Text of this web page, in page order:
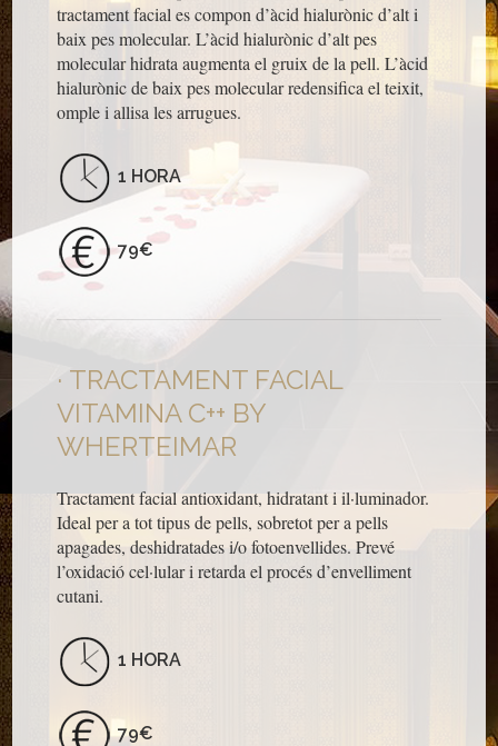
tractament facial es compon d’àcid hialurònic d’alt i
baix pes molecular. L’àcid hialurònic d’alt pes
molecular hidrata augmenta el gruix de la pell. L’àcid
hialurònic de baix pes molecular redensifica el teixit,
omple i allisa les arrugues.
1 HORA
79€
TRACTAMENT FACIAL
VITAMINA C++ BY
WHERTEIMAR
Tractament facial antioxidant, hidratant i il·luminador.
Ideal per a tot tipus de pells, sobretot per a pells
apagades, deshidratades i/o fotoenvellides. Prevé
l’oxidació cel·lular i retarda el procés d’envelliment
cutani.
1 HORA
79€